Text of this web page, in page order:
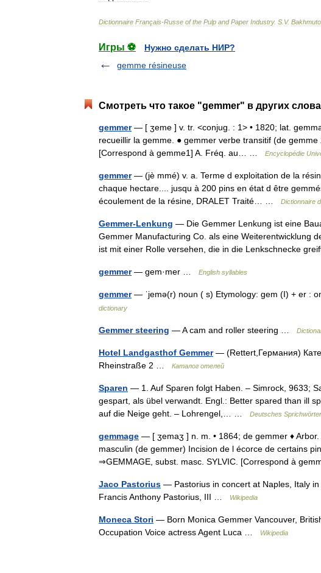
Dictionnaire Français-Russe of the Pulp and Paper Industry. S V.
Игры ⚽
Нужно сделать НИР?
gemme résineuse
Смотреть что такое "gemmer" в других
gemmer— [ ʒeme ] v. tr. <conjug. : 1> • 1820; lat.
recueillir la gemme. ● gemmer verbe transitif (de
[Correspond à gemme1] A. Fréq. au… …
Encyclopédie
gemmer— (jè mmé) v. a. Terme d exploitation de la
chaque hectare.... jusqu à 200 pins en état d être
écoulement de la résine, DRALET Traité… …
Dictionnaire
Gemmer-Lenkung — Die Gemmer Lenkung ist eine
Gemmer Manufacturing Co. als eine Weiterentwicklung
ist mit einer Rolle versehen, die in die Lenkschnecke
gemmer— gem·mer … English syllables
gemmer— ˈjemə(r) noun ( s) Etymology: gem (I) + er :
dictionary
Gemmer steering — A cam and roller steering …
Hotel Landgasthof Gemmer— (Rettert,Германия)
Rheinstraße 2 …
Каталог отелей
Sparen — 1. Auf Sparen folgt Haben. – Simrock, 9633;
gespart, als übel verwandt. Engl.: Better spared than ill
auf die Neige geht. – Lohrengel,… …
Deutsches
gemmage — [ ʒemaʒ ] n. m. • 1864; de gemmer ♦
masculin (de gemmer) Incision de l écorce de certains
⇒GEMMAGE, subst. masc. SYLVIC. [Correspond à
Jaco Pastorius — Pastorius in concert at Naples, Italy
Francis Anthony Pastorius, III …
Wikipedia
Moneca Stori — Born Monica Gemmer Vancouver,
Occupation Voice actress Agent Luca …
Wikipedia